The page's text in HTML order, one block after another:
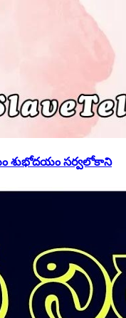
శుభోదయం సర్వలోకాని